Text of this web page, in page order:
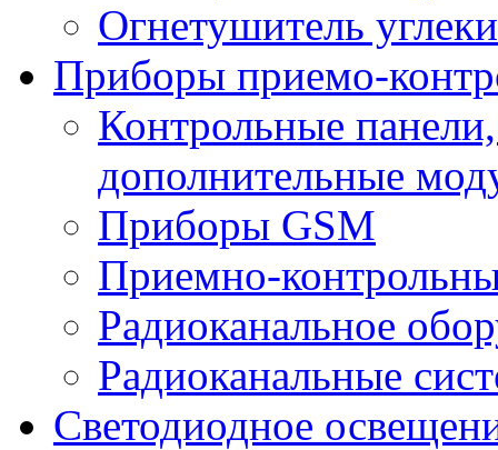
Огнетушитель
Приборы приемо-
Контрольные
дополнительные
Приборы GSM
Приемно-
Радиоканальное
Радиоканальные
Светодиодное